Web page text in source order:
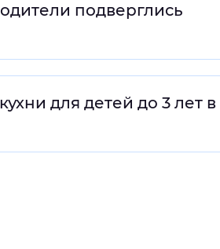
Повторить
подверглись
для детей до 3 лет в